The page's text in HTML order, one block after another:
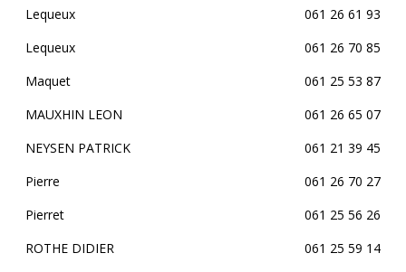
Lequeux
061 26 61 93
Lequeux
061 26 70 85
Maquet
061 25 53 87
MAUXHIN LEON
061 26 65 07
NEYSEN PATRICK
061 21 39 45
Pierre
061 26 70 27
Pierret
061 25 56 26
ROTHE DIDIER
061 25 59 14